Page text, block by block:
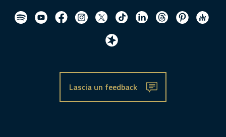
Lascia un feedback